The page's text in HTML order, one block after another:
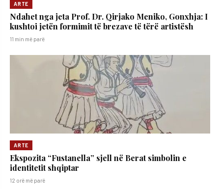
ARTE
Ndahet nga jeta Prof. Dr. Qirjako Meniko, Gonxhja: I
kushtoi jetën formimit të brezave të tërë artistësh
11 min më parë
ARTE
Ekspozita “Fustanella” sjell në Berat simbolin e
identitetit shqiptar
12 orë më parë